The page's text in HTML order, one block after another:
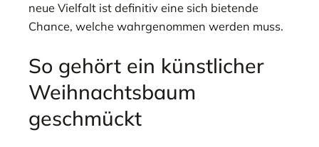
neue Vielfalt ist definitiv eine sich bietende
Chance, welche wahrgenommen werden muss.
So gehört ein künstlicher
Weihnachtsbaum
geschmückt